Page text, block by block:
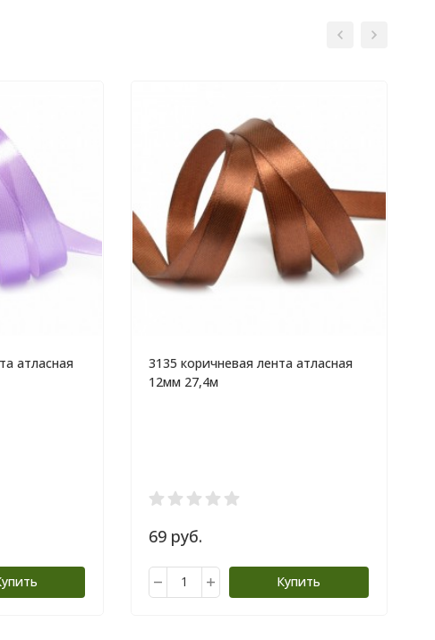
атласная
3135 коричневая лента атласная
12мм 27,4м
69 руб.
Купить